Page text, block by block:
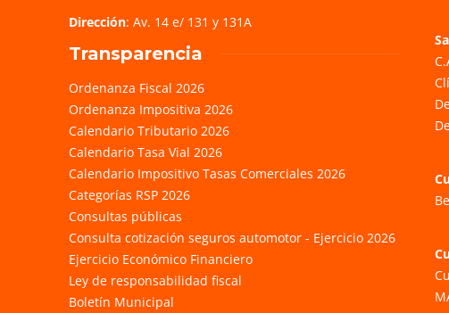
Dirección: Av. 14 e/ 131 y 131A
Transparencia
Ordenanza Fiscal 2026
Ordenanza Impositiva 2026
Calendario Tributario 2026
Calendario Tasa Vial 2026
Calendario Impositivo Tasas Comerciales 2026
Categorías RSP 2026
Consultas públicas
Consulta cotización seguros automotor - Ejercicio 2026
Ejercicio Económico Financiero
Ley de responsabilidad fiscal
Boletín Municipal